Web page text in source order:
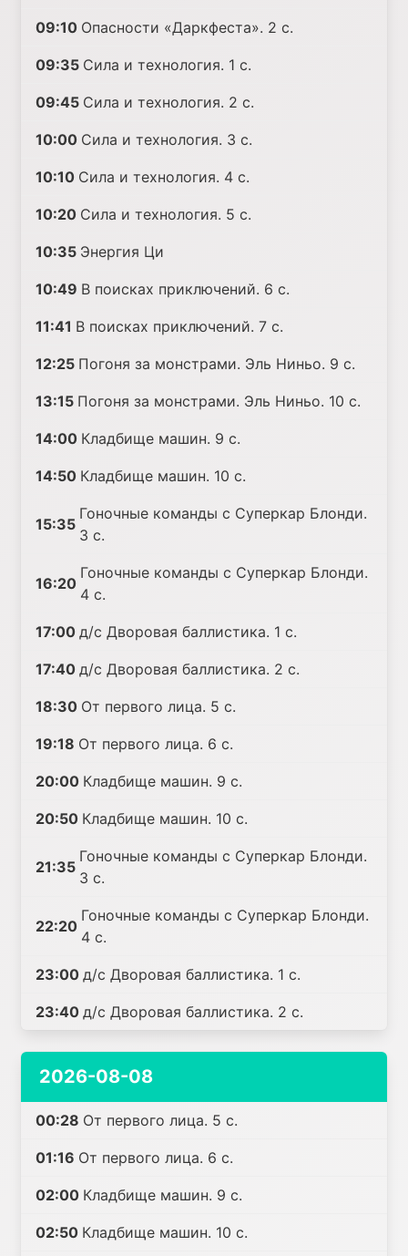
09:10 Опасности «Даркфеста». 2 с.
09:35 Сила и технология. 1 с.
09:45 Сила и технология. 2 с.
10:00 Сила и технология. 3 с.
10:10 Сила и технология. 4 с.
10:20 Сила и технология. 5 с.
10:35 Энергия Ци
10:49 В поисках приключений. 6 с.
11:41 В поисках приключений. 7 с.
12:25 Погоня за монстрами. Эль Ниньо. 9 с.
13:15 Погоня за монстрами. Эль Ниньо. 10 с.
14:00 Кладбище машин. 9 с.
14:50 Кладбище машин. 10 с.
15:35
Гоночные команды с Суперкар Блонди.
3 с.
16:20
Гоночные команды с Суперкар Блонди.
4 с.
17:00 д/с Дворовая баллистика. 1 с.
17:40 д/с Дворовая баллистика. 2 с.
18:30 От первого лица. 5 с.
19:18 От первого лица. 6 с.
20:00 Кладбище машин. 9 с.
20:50 Кладбище машин. 10 с.
21:35
Гоночные команды с Суперкар Блонди.
3 с.
22:20
Гоночные команды с Суперкар Блонди.
4 с.
23:00 д/с Дворовая баллистика. 1 с.
23:40 д/с Дворовая баллистика. 2 с.
2026-08-08
00:28 От первого лица. 5 с.
01:16 От первого лица. 6 с.
02:00 Кладбище машин. 9 с.
02:50 Кладбище машин. 10 с.